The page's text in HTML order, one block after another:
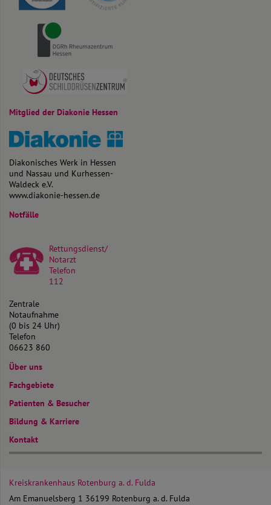
Mitglied der Diakonie Hessen
Diakonisches Werk in Hessen
und Nassau und Kurhessen-
Waldeck e.V.
www.diakonie-hessen.de
Notfälle
Rettungsdienst/
Notarzt
Telefon
112
Zentrale
Notaufnahme
(0 bis 24 Uhr)
Telefon
06623 860
Über uns
Fachgebiete
Patienten & Besucher
Bildung & Karriere
Kontakt
Kreiskrankenhaus Rotenburg a. d. Fulda
Am Emanuelsberg 1 36199 Rotenburg a. d. Fulda